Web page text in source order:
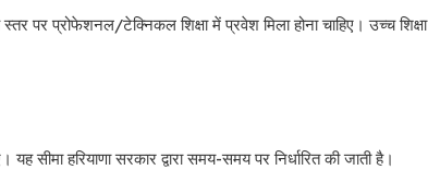
पर प्रोफेशनल/टेक्निकल शिक्षा में प्रवेश मिला होना चाहिए। उच्च शिक्षा
सीमा हरियाणा सरकार द्वारा समय-समय पर निर्धारित की जाती है।